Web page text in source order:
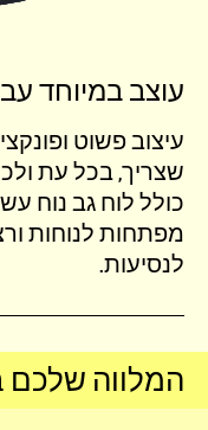
עוצב במיוחד
עיצוב פשוט
שצריך, בכל עת
כולל לוח גב נוח
מפתחות לנוחות
לנסיעות.
המלווה